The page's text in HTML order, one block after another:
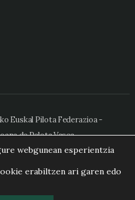
Euskal Pilota Federazioa -
de Pelota Vasca
webgunean esperientzia
erabiltzen ari garen edo